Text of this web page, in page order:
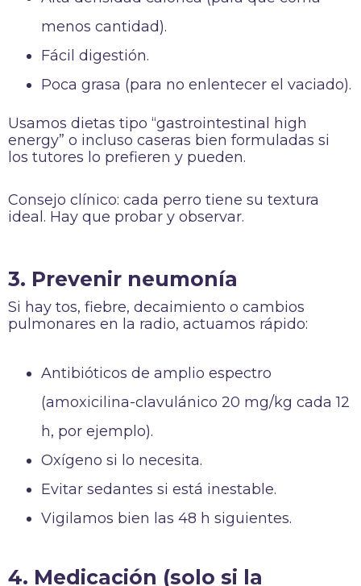
menos cantidad).
Fácil digestión.
Poca grasa (para no enlentecer el vaciado).
Usamos dietas tipo “gastrointestinal high
energy” o incluso caseras bien formuladas si
los tutores lo prefieren y pueden.
Consejo clínico: cada perro tiene su textura
ideal. Hay que probar y observar.
3. Prevenir neumonía
Si hay tos, fiebre, decaimiento o cambios
pulmonares en la radio, actuamos rápido:
Antibióticos de amplio espectro
(amoxicilina-clavulánico 20 mg/kg cada 12
h, por ejemplo).
Oxígeno si lo necesita.
Evitar sedantes si está inestable.
Vigilamos bien las 48 h siguientes.
4. Medicación (solo si la